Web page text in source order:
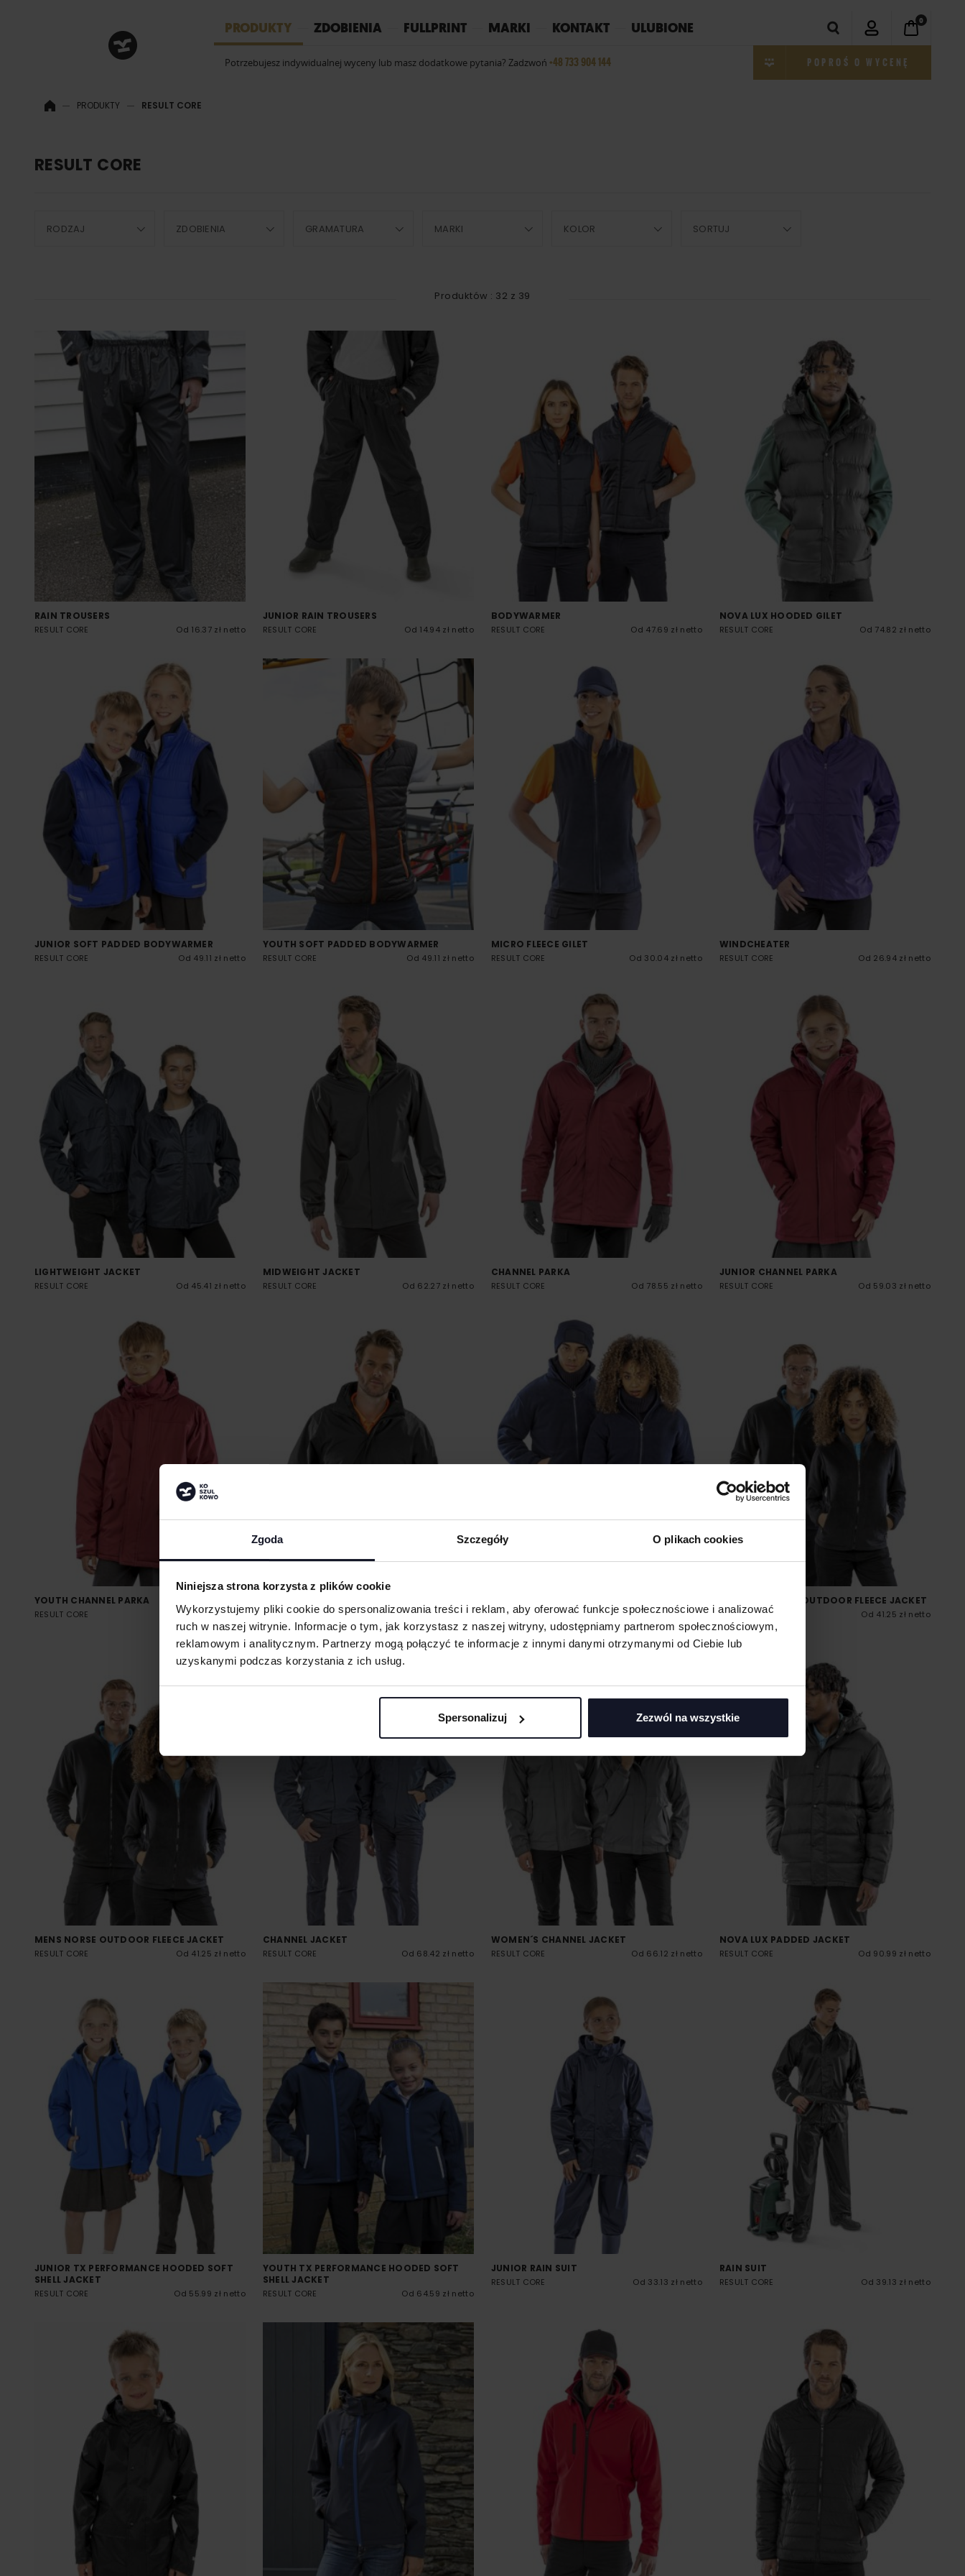
Zgoda Szczegóły O plikach cookies
Niniejsza strona korzysta z plików cookie
Wykorzystujemy pliki cookie do spersonalizowania treści i reklam, aby oferować funkcje społecznościowe i analizować
ruch w naszej witrynie. Informacje o tym, jak korzystasz z naszej witryny, udostępniamy partnerom społecznościowym,
reklamowym i analitycznym. Partnerzy mogą połączyć te informacje z innymi danymi otrzymanymi od Ciebie lub
uzyskanymi podczas korzystania z ich usług.
Spersonalizuj Zezwól na wszystkie
PRODUKTY ZDOBIENIA FULLPRINT MARKI KONTAKT ULUBIONE
Potrzebujesz indywidualnej wyceny lub masz dodatkowe pytania? Zadzwoń +48 733 904 144
0
POPROŚ O WYCENĘ
PRODUKTY RESULT CORE
RESULT CORE
RODZAJ ZDOBIENIA GRAMATURA MARKI KOLOR SORTUJ
Produktów : 32 z 39
RAIN TROUSERS
RESULT CORE Od 16.37 zł netto
JUNIOR RAIN TROUSERS
RESULT CORE Od 14.94 zł netto
BODYWARMER
RESULT CORE Od 47.69 zł netto
NOVA LUX HOODED GILET
RESULT CORE Od 74.82 zł netto
JUNIOR SOFT PADDED BODYWARMER
RESULT CORE Od 49.11 zł netto
YOUTH SOFT PADDED BODYWARMER
RESULT CORE Od 49.11 zł netto
MICRO FLEECE GILET
RESULT CORE Od 30.04 zł netto
WINDCHEATER
RESULT CORE Od 26.94 zł netto
LIGHTWEIGHT JACKET
RESULT CORE Od 45.41 zł netto
MIDWEIGHT JACKET
RESULT CORE Od 62.27 zł netto
CHANNEL PARKA
RESULT CORE Od 78.55 zł netto
JUNIOR CHANNEL PARKA
RESULT CORE Od 59.03 zł netto
YOUTH CHANNEL PARKA
RESULT CORE Od 70.39 zł netto
BODYWARMER
RESULT CORE Od 109.71 zł netto
RESULT CORE Od 93.79 zł netto
WOMENS NORSE OUTDOOR FLEECE JACKET
RESULT CORE Od 41.25 zł netto
MENS NORSE OUTDOOR FLEECE JACKET
RESULT CORE Od 41.25 zł netto
CHANNEL JACKET
RESULT CORE Od 68.42 zł netto
WOMEN´S CHANNEL JACKET
RESULT CORE Od 66.12 zł netto
NOVA LUX PADDED JACKET
RESULT CORE Od 90.99 zł netto
JUNIOR TX PERFORMANCE HOODED SOFT
SHELL JACKET
RESULT CORE Od 55.99 zł netto
YOUTH TX PERFORMANCE HOODED SOFT
SHELL JACKET
RESULT CORE Od 64.59 zł netto
JUNIOR RAIN SUIT
RESULT CORE Od 33.13 zł netto
RAIN SUIT
RESULT CORE Od 39.13 zł netto